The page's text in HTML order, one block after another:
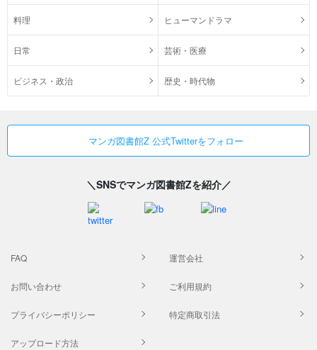
料理 ヒューマンドラマ
日常 芸術・医療
ビジネス・政治 歴史・時代物
マンガ図書館Z 公式Twitterをフォロー
＼SNSでマンガ図書館Zを紹介／
FAQ 運営会社
お問い合わせ ご利用規約
プライバシーポリシー 特定商取引法
アップロード方法